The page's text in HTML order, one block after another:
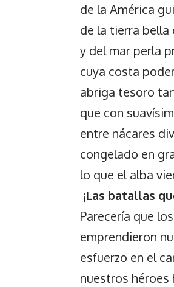
de la América
de la tierra bella
y del mar perla
cuya costa
abriga tesoro
que con
entre nácares
congelado en
lo que el alba
¡Las batallas
Parecería que
emprendieron
esfuerzo en el
nuestros